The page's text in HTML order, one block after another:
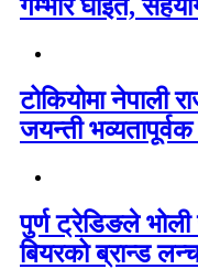
गम्भीर घाइते,
टोकियोमा नेपाली
जयन्ती
पुर्ण ट्रेडिङले भोली
बियरको ब्रान्ड